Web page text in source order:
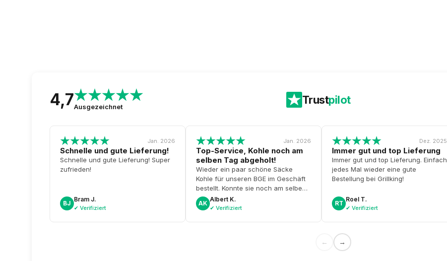
4,7Ausgezeichnet
Trustpilot
Jan. 2026
Schnelle und gute Lieferung!
Schnelle und gute Lieferung! Super
zufrieden!
BJ
Bram J.
✔ Verifiziert
Jan. 2026
Top-Service, Kohle noch am
selben Tag abgeholt!
Wieder ein paar schöne Säcke
Kohle für unseren BGE im Geschäft
bestellt. Konnte sie noch am selben
Tag abholen und bekam sogar eine
Schachtel Anzündwürfel gratis dazu.
AK
Albert K.
✔ Verifiziert
Dez. 2025
Immer gut und top Lieferung
Immer gut und top Lieferung. Einfach
jedes Mal wieder eine gute
Bestellung bei Grillking!
RT
Roel T.
✔ Verifiziert
← →